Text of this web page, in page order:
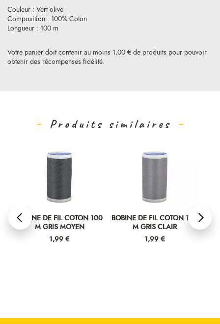
Votre panier doit contenir au moins 1,00 € de produits pour pouvoir
obtenir des récompenses fidélité.
Couleur : Vert olive
Composition : 100% Coton
Longueur : 100 m
Produits similaires
BOBINE DE FIL COTON 100
M GRIS MOYEN
Prix
1,99 €
BOBINE DE FIL COTON 100
M GRIS CLAIR
Prix
1,99 €